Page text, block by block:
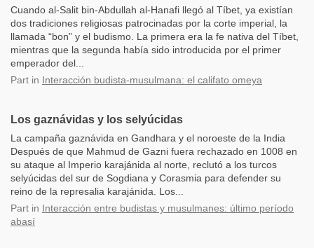
Cuando al-Salit bin-Abdullah al-Hanafi llegó al Tíbet, ya existían
dos tradiciones religiosas patrocinadas por la corte imperial, la
llamada “bon” y el budismo. La primera era la fe nativa del Tíbet,
mientras que la segunda había sido introducida por el primer
emperador del...
Part in Interacción budista-musulmana: el califato omeya
Los gaznávidas y los selyúcidas
La campaña gaznávida en Gandhara y el noroeste de la India
Después de que Mahmud de Gazni fuera rechazado en 1008 en
su ataque al Imperio karajánida al norte, reclutó a los turcos
selyúcidas del sur de Sogdiana y Corasmia para defender su
reino de la represalia karajánida. Los...
Part in Interacción entre budistas y musulmanes: último período
abasí